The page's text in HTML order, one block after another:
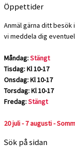
Öppettider
Anmäl gärna ditt besök
vi meddela dig
Måndag:Stängt
Tisdag: Kl 10-17
Onsdag: Kl 10-17
Torsdag: Kl 10-17
Fredag:Stängt
20 juli - 7 augusti -
Sök på sidan